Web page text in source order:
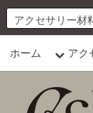
ホーム アク